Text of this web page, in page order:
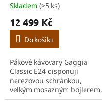
Skladem (>5 ks)
12 499 Kč
Do košíku
Pákové kávovary Gaggia
Classic E24 disponují
nerezovou schránkou,
velkým mosazným bojlerem,
ohřevnou plochou pro šálky,